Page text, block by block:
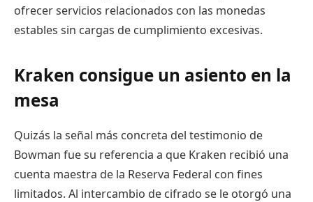
ofrecer servicios relacionados con las monedas
estables sin cargas de cumplimiento excesivas.
Kraken consigue un asiento en la
mesa
Quizás la señal más concreta del testimonio de
Bowman fue su referencia a que Kraken recibió una
cuenta maestra de la Reserva Federal con fines
limitados. Al intercambio de cifrado se le otorgó una